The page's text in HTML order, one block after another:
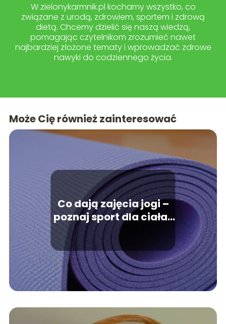
W zielonykarmnik.pl kochamy wszystko, co
związane z urodą, zdrowiem, sportem i zdrową
dietą. Chcemy dzielić się naszą wiedzą,
pomagając czytelnikom zrozumieć nawet
najbardziej złożone tematy i wprowadzać zdrowe
nawyki do codziennego życia.
Może Cię również zainteresować
Co dają zajęcia jogi –
poznaj sport dla ciała i
umysłu